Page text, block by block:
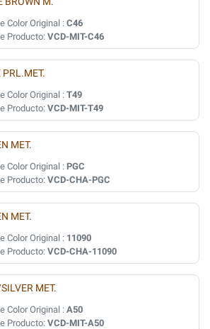
Color Original : C46
Producto: VCD-MIT-C46
PRL.MET.
Color Original : T49
Producto: VCD-MIT-T49
MET.
Color Original : PGC
Producto: VCD-CHA-PGC
MET.
Color Original : 11090
Producto: VCD-CHA-11090
MET.
Color Original : A50
Producto: VCD-MIT-A50